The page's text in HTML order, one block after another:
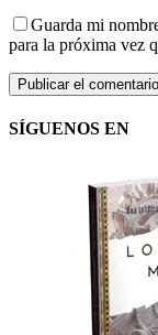
Guarda mi
para la próxima vez
SÍGUENOS EN